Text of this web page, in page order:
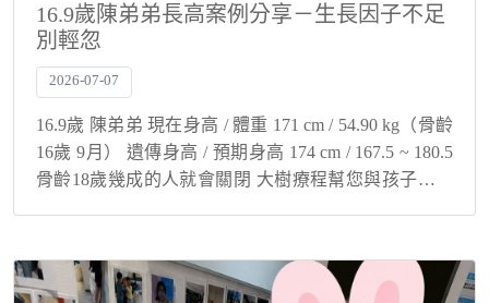
16.9歲陳弟弟長高案例分享－生長因子不足
別輕忽
2026-07-07
16.9歲 陳弟弟 現在身高 / 體重 171 cm / 54.90 kg（骨齡
16歲 9月） 遺傳身高 / 預期身高 174 cm / 167.5 ~ 180.5
骨齡18歲幾成的人就會關閉 大樹療程幫您與孩子解決